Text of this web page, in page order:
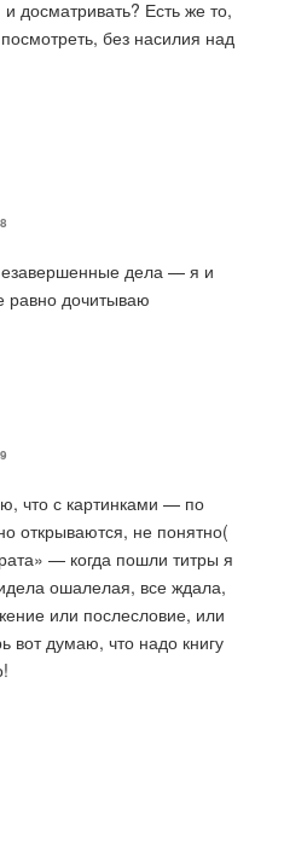
досматривать? Есть же то,
без насилия над
дела — я и
равно дочитываю
что с картинками — по
открываются, не понятно(
— когда пошли титры я
ошалелая, все ждала,
или послесловие, или
вот думаю, что надо книгу